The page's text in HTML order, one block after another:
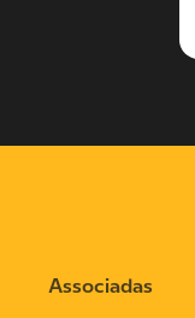
Associadas